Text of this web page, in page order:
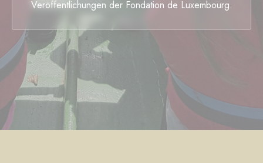
Veröffentlichungen der Fondation de Luxembourg.